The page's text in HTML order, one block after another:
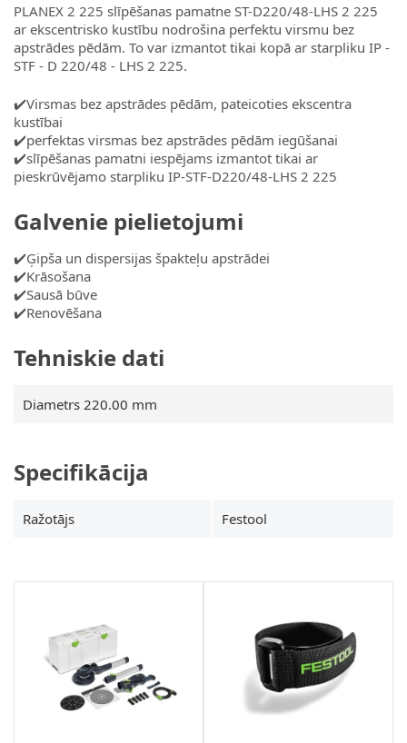
PLANEX 2 225 slīpēšanas pamatne ST-D220/48-LHS 2 225
ar ekscentrisko kustību nodrošina perfektu virsmu bez
apstrādes pēdām. To var izmantot tikai kopā ar starpliku IP -
STF - D 220/48 - LHS 2 225.
✔️Virsmas bez apstrādes pēdām, pateicoties ekscentra
kustībai
✔️perfektas virsmas bez apstrādes pēdām iegūšanai
✔️slīpēšanas pamatni iespējams izmantot tikai ar
pieskrūvējamo starpliku IP-STF-D220/48-LHS 2 225
Galvenie pielietojumi
✔️Ģipša un dispersijas špakteļu apstrādei
✔️Krāsošana
✔️Sausā būve
✔️Renovēšana
Tehniskie dati
Diametrs 220.00 mm
Specifikācija
Ražotājs Festool